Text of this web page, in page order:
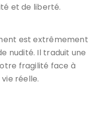
et de liberté.
est extrêmement
nudité. Il traduit une
fragilité face à
réelle.